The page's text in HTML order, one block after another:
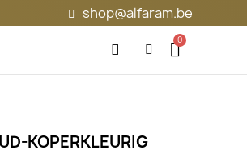
shop@alfaram.be
KOPERKLEURIG